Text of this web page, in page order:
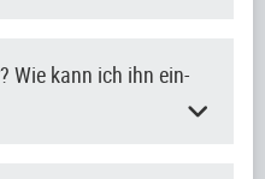
Wie kann ich ihn ein-